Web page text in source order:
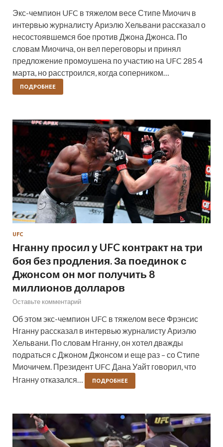
Экс-чемпион UFC в тяжелом весе Стипе Миочич в
интервью журналисту Ариэлю Хельвани рассказал о
несостоявшемся бое против Джона Джонса. По
словам Миочича, он вел переговоры и принял
предложение промоушена по участию на UFC 285 4
марта, но расстроился, когда соперником…
ПОДРОБНЕЕ
UFC
Нганну просил у UFC контракт на три
боя без продления. За поединок с
Джонсом он мог получить 8
миллионов долларов
Оставьте комментарий
Об этом экс-чемпион UFC в тяжелом весе Фрэнсис
Нганну рассказал в интервью журналисту Ариэлю
Хельвани. По словам Нганну, он хотел дважды
подраться с Джоном Джонсом и еще раз – со Стипе
Миочичем. Президент UFC Дана Уайт говорил, что
Нганну отказался…
ПОДРОБНЕЕ